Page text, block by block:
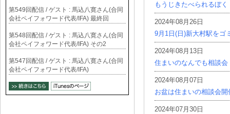
もうじきたべられるぼく
2024年08月26日
9月1日(日)新大村駅をゴ
2024年08月13日
住まいのなんでも相談会
2024年08月07日
お盆は住まいの相談会開
2024年07月30日
第549回配信 / ゲスト : 馬込八寛さん(合同
会社ペイフォワード代表/IFA) 最終回
第548回配信 / ゲスト : 馬込八寛さん(合同
会社ペイフォワード代表/IFA) その2
第547回配信 / ゲスト : 馬込八寛さん(合同
会社ペイフォワード代表/IFA)